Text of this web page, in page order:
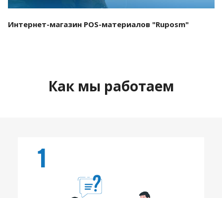
Интернет-магазин POS-материалов "Ruposm"
Как мы работаем
1